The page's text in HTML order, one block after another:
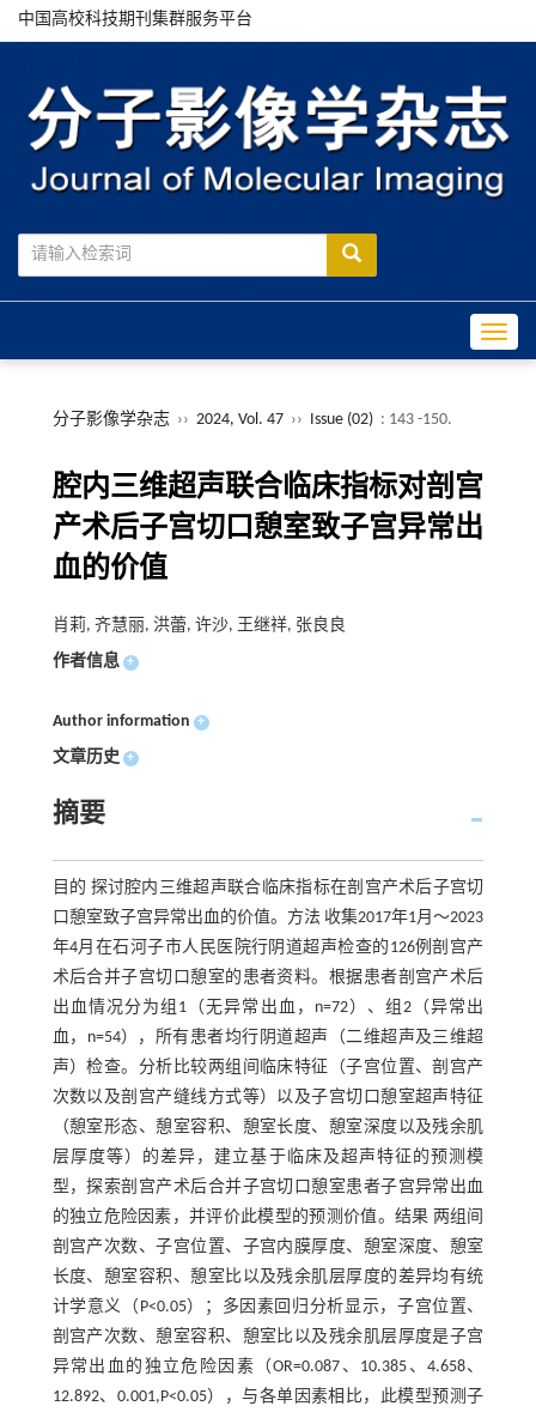
中国高校科技期刊集群服务平台
分子影像学杂志 ›› 2024, Vol. 47 ›› Issue (02) : 143 -150.
腔内三维超声联合临床指标对剖宫
产术后子宫切口憩室致子宫异常出
血的价值
肖莉, 齐慧丽, 洪蕾, 许沙, 王继祥, 张良良
作者信息 +
Author information +
文章历史 +
摘要
目的 探讨腔内三维超声联合临床指标在剖宫产术后子宫切
口憩室致子宫异常出血的价值。方法 收集2017年1月～2023
年4月在石河子市人民医院行阴道超声检查的126例剖宫产
术后合并子宫切口憩室的患者资料。根据患者剖宫产术后
出血情况分为组1（无异常出血，n=72）、组2（异常出
血，n=54），所有患者均行阴道超声（二维超声及三维超
声）检查。分析比较两组间临床特征（子宫位置、剖宫产
次数以及剖宫产缝线方式等）以及子宫切口憩室超声特征
（憩室形态、憩室容积、憩室长度、憩室深度以及残余肌
层厚度等）的差异，建立基于临床及超声特征的预测模
型，探索剖宫产术后合并子宫切口憩室患者子宫异常出血
的独立危险因素，并评价此模型的预测价值。结果 两组间
剖宫产次数、子宫位置、子宫内膜厚度、憩室深度、憩室
长度、憩室容积、憩室比以及残余肌层厚度的差异均有统
计学意义（P<0.05）；多因素回归分析显示，子宫位置、
剖宫产次数、憩室容积、憩室比以及残余肌层厚度是子宫
异常出血的独立危险因素（OR=0.087、10.385、4.658、
12.892、0.001,P<0.05），与各单因素相比，此模型预测子